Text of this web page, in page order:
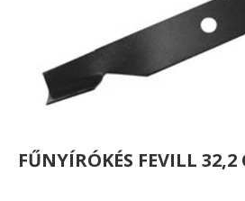
FŰNYÍRÓKÉS FEVILL 32,2